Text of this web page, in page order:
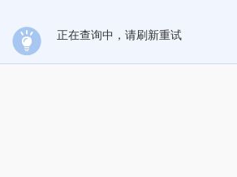
正在查询中，请刷新重试